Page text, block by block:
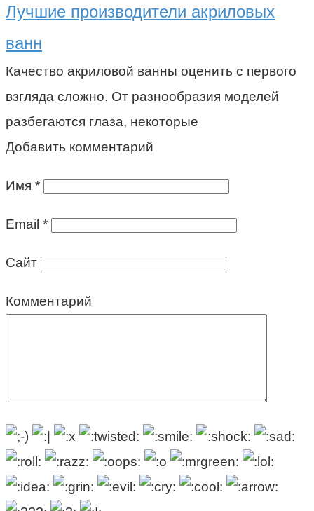
Лучшие производители акриловых
ванн
Качество акриловой ванны оценить с первого
взгляда сложно. От разнообразия моделей
разбегаются глаза, некоторые
Добавить комментарий
Имя *
Email *
Сайт
Комментарий